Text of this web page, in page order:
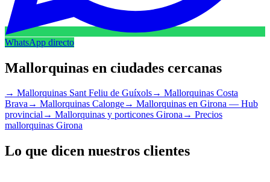
WhatsApp directo
Mallorquinas en ciudades cercanas
→ Mallorquinas Sant Feliu de Guíxols→ Mallorquinas Costa
Brava→ Mallorquinas Calonge→ Mallorquinas en Girona — Hub
provincial→ Mallorquinas y porticones Girona→ Precios
mallorquinas Girona
Lo que dicen nuestros clientes